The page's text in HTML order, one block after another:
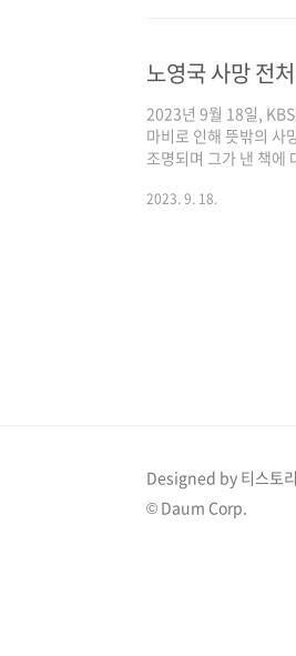
노영국 사망 전
2023년 9월 18일,
마비로 인해 뜻밖의 사
조명되며 그가 낸 책에
표하며 아래와 같은 성
2023. 9. 18.
Designed by 티스토리
© Daum Corp.